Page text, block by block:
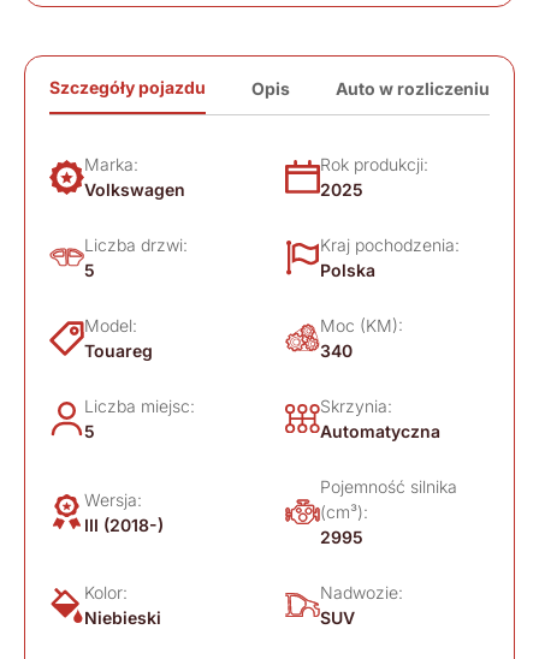
Szczegóły pojazdu Opis Auto w rozliczeniu
Marka:
Volkswagen
Rok produkcji:
2025
Liczba drzwi:
5
Kraj pochodzenia:
Polska
Model:
Touareg
Moc (KM):
340
Liczba miejsc:
5
Skrzynia:
Automatyczna
Wersja:
III (2018-)
Pojemność silnika
(cm³):
2995
Kolor:
Niebieski
Nadwozie:
SUV